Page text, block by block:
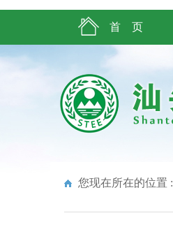
首 页
您现在所在的位置 :